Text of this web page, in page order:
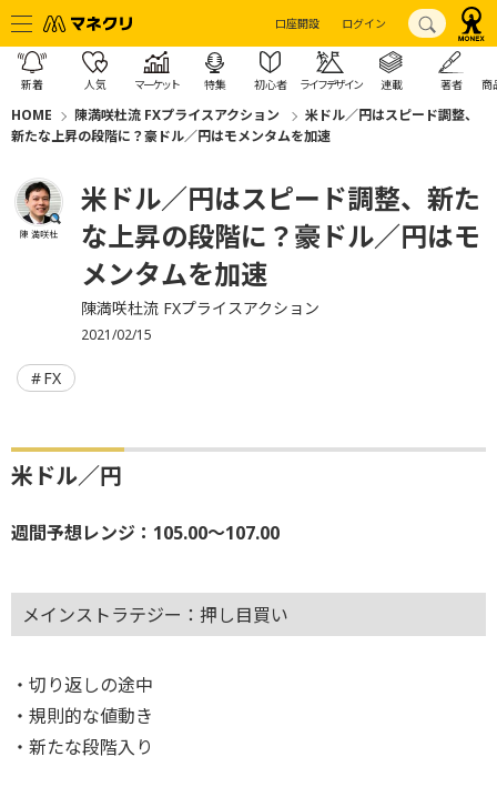
口座開設 ログイン
新着 人気 マーケット 特集 初心者 ライフデザイン 連載 著者 商
HOME 陳満咲杜流 FXプライスアクション
米ドル／円はスピード調整、
新たな上昇の段階に？豪ドル／円はモメンタムを加速
陳 満咲杜
米ドル／円はスピード調整、新た
な上昇の段階に？豪ドル／円はモ
メンタムを加速
陳満咲杜流 FXプライスアクション
2021/02/15
FX
米ドル／円
週間予想レンジ：105.00～107.00
メインストラテジー：押し目買い
・切り返しの途中
・規則的な値動き
・新たな段階入り